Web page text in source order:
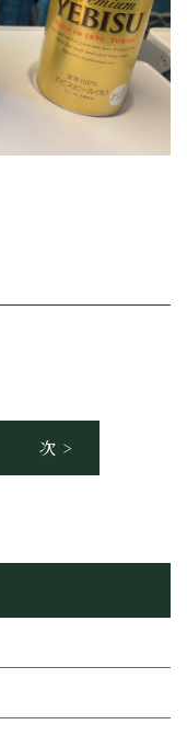
次 >